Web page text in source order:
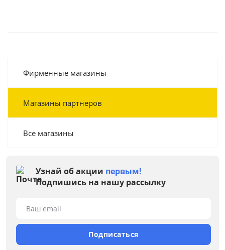
Фирменные магазины
Магазины партнеров
Все магазины
Узнай об акции первым!
Подпишись на нашу рассылку
Ваш email
Подписаться